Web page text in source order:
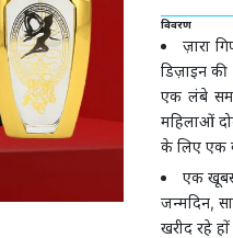
विवरण
ज़ारा
डिज़ाइन की
एक लंबे
महिलाओं
के लिए एक
एक
जन्मदिन,
खरीद रहे